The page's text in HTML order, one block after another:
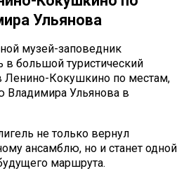
Ульянова
музей-заповедник
большой туристический
Ленино-Кокушкино по местам,
Ульянова в
не только вернул
ансамблю, но и станет одной
маршрута.